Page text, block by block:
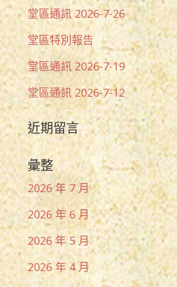
堂區通訊 2026-7-26
堂區特別報告
堂區通訊 2026-7-19
堂區通訊 2026-7-12
近期留言
彙整
2026 年 7 月
2026 年 6 月
2026 年 5 月
2026 年 4 月